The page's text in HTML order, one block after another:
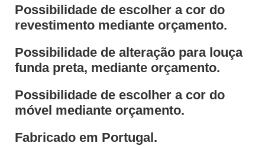
Possibilidade de escolher a cor do
revestimento mediante orçamento.
Possibilidade de alteração para louça
funda preta, mediante orçamento.
Possibilidade de escolher a cor do
móvel mediante orçamento.
Fabricado em Portugal.